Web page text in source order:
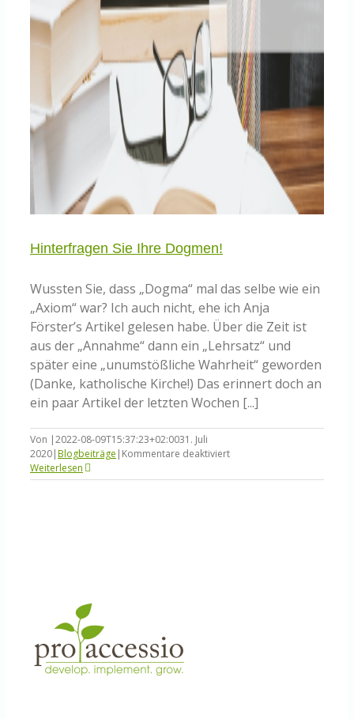
Hinterfragen Sie Ihre Dogmen!
Wussten Sie, dass „Dogma“ mal das selbe wie ein
„Axiom“ war? Ich auch nicht, ehe ich Anja
Förster’s Artikel gelesen habe. Über die Zeit ist
aus der „Annahme“ dann ein „Lehrsatz“ und
später eine „unumstößliche Wahrheit“ geworden
(Danke, katholische Kirche!) Das erinnert doch an
ein paar Artikel der letzten Wochen [...]
Von |2022-08-09T15:37:23+02:0031. Juli
2020|Blogbeiträge | Kommentare deaktiviertfür
Sie
Weiterlesen